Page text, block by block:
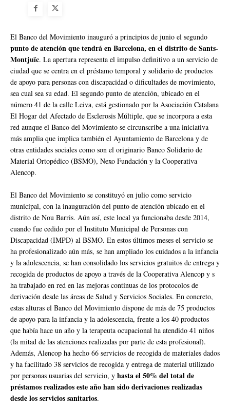
El Banco del Movimiento inauguró a principios de junio el segundo
punto de atención que tendrá en Barcelona, ​​en el distrito de Sants-
Montjuïc. La apertura representa el impulso definitivo a un servicio de
ciudad que se centra en el préstamo temporal y solidario de productos
de apoyo para personas con discapacidad o dificultades de movimiento,
sea cual sea su edad. El segundo punto de atención, ubicado en el
número 41 de la calle Leiva, está gestionado por la Asociación Catalana
El Hogar del Afectado de Esclerosis Múltiple, que se incorpora a esta
red aunque el Banco del Movimiento se circunscribe a una iniciativa
más amplia que implica también el Ayuntamiento de Barcelona y de
otras entidades sociales como son el originario Banco Solidario de
Material Ortopédico (BSMO), Nexo Fundación y la Cooperativa
Alencop.
El Banco del Movimiento se constituyó en julio como servicio
municipal, con la inauguración del punto de atención ubicado en el
distrito de Nou Barris. Aún así, este local ya funcionaba desde 2014,
cuando fue cedido por el Instituto Municipal de Personas con
Discapacidad (IMPD) al BSMO. En estos últimos meses el servicio se
ha profesionalizado aún más, se han ampliado los cuidados a la infancia
y la adolescencia, se han consolidado los servicios gratuitos de entrega y
recogida de productos de apoyo a través de la Cooperativa Alencop y s
ha trabajado en red en las mejoras continuas de los protocolos de
derivación desde las áreas de Salud y Servicios Sociales. En concreto,
estas alturas el Banco del Movimiento dispone de más de 75 productos
de apoyo para la infancia y la adolescencia, frente a los 40 productos
que había hace un año y la terapeuta ocupacional ha atendido 41 niños
(la mitad de las atenciones realizadas por parte de esta profesional).
Además, Alencop ha hecho 66 servicios de recogida de materiales dados
y ha facilitado 38 servicios de recogida y entrega de material utilizado
por personas usuarias del servicio, y hasta el 50% del total de
préstamos realizados este año han sido derivaciones realizadas
desde los servicios sanitarios.